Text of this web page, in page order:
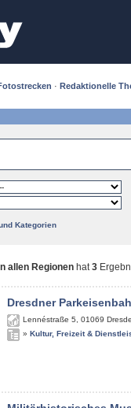
· Redaktionelle
Kategorien
allen Regionen hat3
Dresdner
Lennéstraße 5 01069
» Kultur, Freizeit &